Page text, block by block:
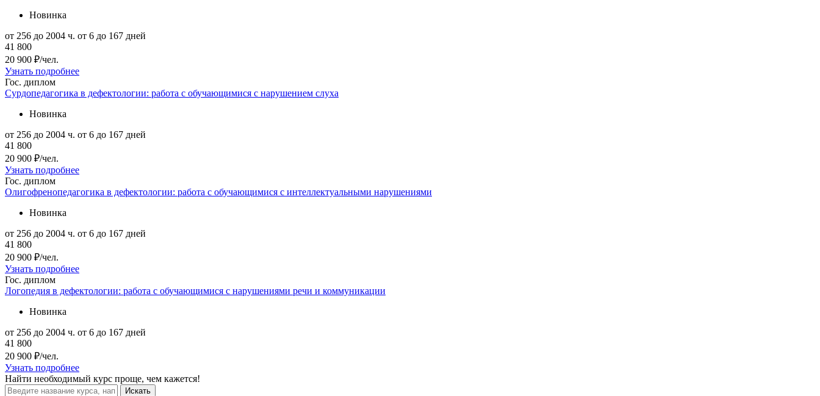
Новинка
от 256 до 2004 ч. от 6 до 167 дней
41 800
20 900 ₽/чел.
Узнать подробнее
Гос. диплом
Сурдопедагогика в дефектологии: работа с обучающимися с нарушением слуха
Новинка
от 256 до 2004 ч. от 6 до 167 дней
41 800
20 900 ₽/чел.
Узнать подробнее
Гос. диплом
Олигофренопедагогика в дефектологии: работа с обучающимися с интеллектуальными нарушениями
Новинка
от 256 до 2004 ч. от 6 до 167 дней
41 800
20 900 ₽/чел.
Узнать подробнее
Гос. диплом
Логопедия в дефектологии: работа с обучающимися с нарушениями речи и коммуникации
Новинка
от 256 до 2004 ч. от 6 до 167 дней
41 800
20 900 ₽/чел.
Узнать подробнее
Найти необходимый курс проще, чем кажется!
Искать